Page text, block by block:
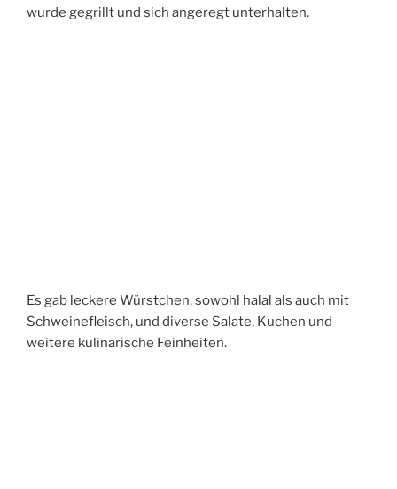
wurde gegrillt und sich angeregt unterhalten.
Es gab leckere Würstchen, sowohl halal als auch mit
Schweinefleisch, und diverse Salate, Kuchen und
weitere kulinarische Feinheiten.